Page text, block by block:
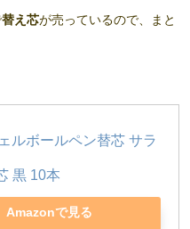
替え芯が売っているので、まと
ルボールペン替芯 サラ
黒 10本
Amazonで見る